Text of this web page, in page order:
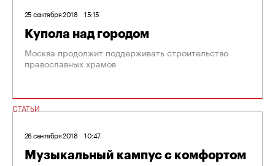
25 сентября 2018 15:15
Купола над городом
Москва продолжит поддерживать строительство
православных храмов
СТАТЬИ
26 сентября 2018 10:47
Музыкальный кампус с комфортом